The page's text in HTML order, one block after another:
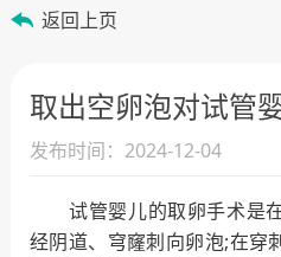
男性不育
试管婴儿
返回上页
取出空卵泡对试管
发布时间：2024-12-04
试管婴儿的取卵手术是
经阴道、穹窿刺向卵泡;在穿